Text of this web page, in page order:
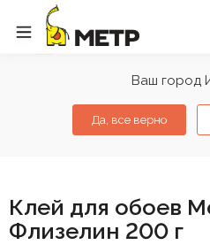
Ваш город
Да, все верно
Клей для обоев
Флизелин 200 г